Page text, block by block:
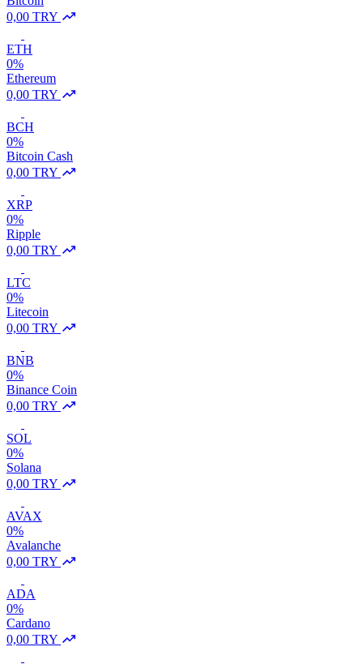
0,00 TRY
ETH
0%
Ethereum
0,00 TRY
BCH
0%
Bitcoin Cash
0,00 TRY
XRP
0%
Ripple
0,00 TRY
LTC
0%
Litecoin
0,00 TRY
BNB
0%
Binance Coin
0,00 TRY
SOL
0%
Solana
0,00 TRY
AVAX
0%
Avalanche
0,00 TRY
ADA
0%
Cardano
0,00 TRY